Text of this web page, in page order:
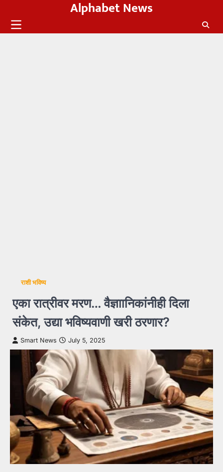
content
Alphabet News
राशी भविष्य
एका रात्रीवर मरण… वैज्ञाानिकांनीही दिला
संकेत, उद्या भविष्यवाणी खरी ठरणार?
Smart News July 5, 2025